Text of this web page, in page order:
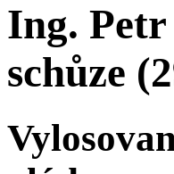
Ing.
schůze